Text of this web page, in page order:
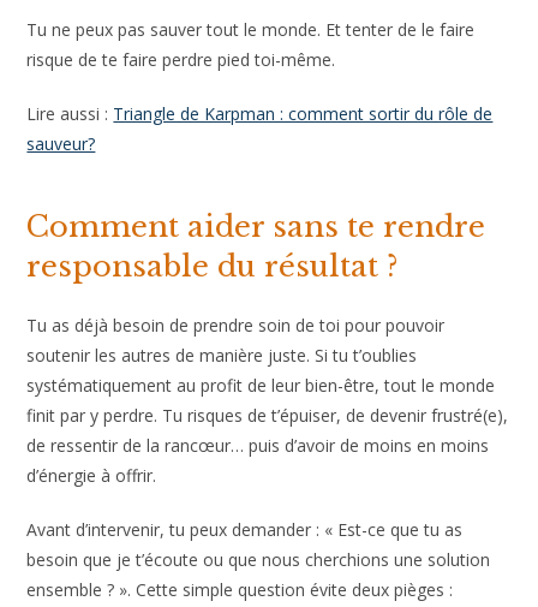
Tu ne peux pas sauver tout le monde. Et tenter de le faire
risque de te faire perdre pied toi-même.
Lire aussi : Triangle de Karpman : comment sortir du rôle de
sauveur?
Comment aider sans te rendre
responsable du résultat ?
Tu as déjà besoin de prendre soin de toi pour pouvoir
soutenir les autres de manière juste. Si tu t’oublies
systématiquement au profit de leur bien-être, tout le monde
finit par y perdre. Tu risques de t’épuiser, de devenir frustré(e),
de ressentir de la rancœur… puis d’avoir de moins en moins
d’énergie à offrir.
Avant d’intervenir, tu peux demander : « Est-ce que tu as
besoin que je t’écoute ou que nous cherchions une solution
ensemble ? ». Cette simple question évite deux pièges :